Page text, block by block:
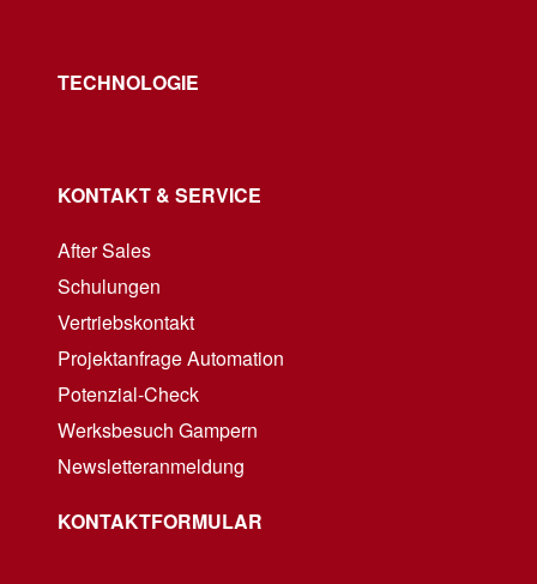
TECHNOLOGIE
KONTAKT & SERVICE
After Sales
Schulungen
Vertriebskontakt
Projektanfrage Automation
Potenzial-Check
Werksbesuch Gampern
Newsletteranmeldung
KONTAKTFORMULAR